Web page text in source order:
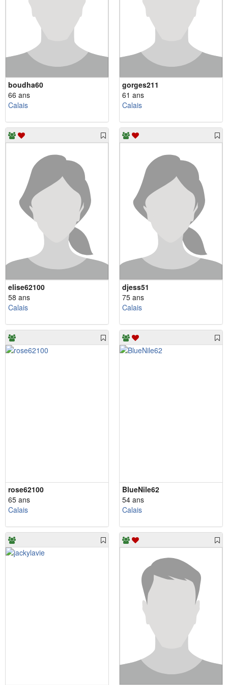
boudha60
66 ans
Calais
gorges211
61 ans
Calais
elise62100
58 ans
Calais
djess51
75 ans
Calais
rose62100
65 ans
Calais
BlueNile62
54 ans
Calais